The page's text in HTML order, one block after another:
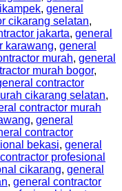
, general
cikarang selatan,
jakarta, general
karawang, general
murah, general
murah bogor,
contractor
cikarang selatan,
contractor murah
, general
contractor
bekasi, general
profesional
cikarang, general
, general contractor